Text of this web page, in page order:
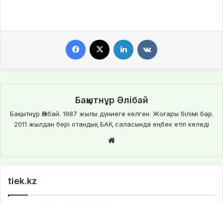
Бақытнұр Әлібай
Бақытнұр Әлібай. 1987 жылы дүниеге келген. Жоғары білімі бар.
2011 жылдан бері отандық БАҚ саласында еңбек етіп келеді
te
tiek.kz